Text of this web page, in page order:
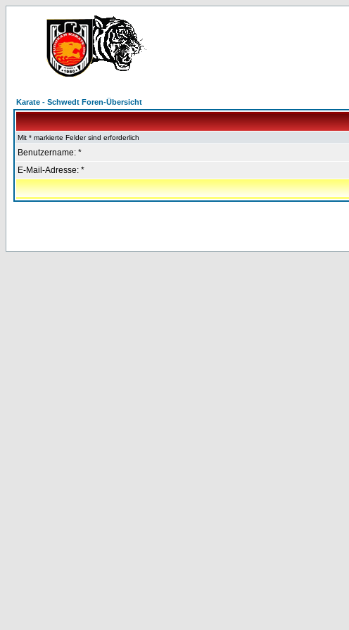
Karate - Schwedt Foren-Übersicht
Mit * markierte Felder sind erforderlich
Benutzername: *
E-Mail-Adresse: *